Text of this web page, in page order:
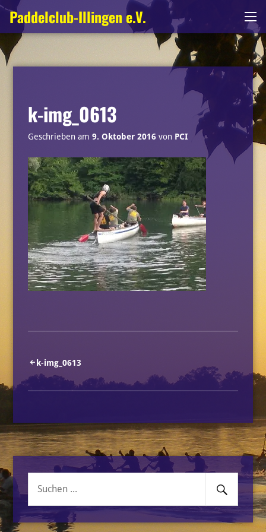
Zum
Inhalt
springen
Paddelclub-Illingen e.V.
k-img_0613
Geschrieben am 9. Oktober 2016von PCI
Beitragsnavigation
k-img_0613
Suche
Senden